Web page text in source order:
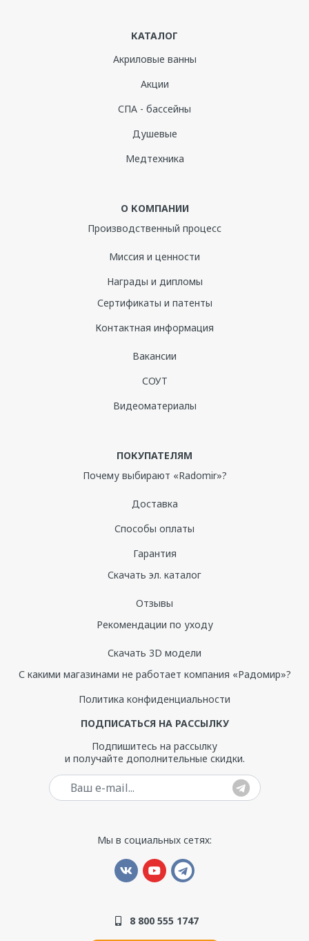
КАТАЛОГ
Акриловые ванны
Акции
СПА - бассейны
Душевые
Медтехника
О КОМПАНИИ
Производственный процесс
Миссия и ценности
Награды и дипломы
Сертификаты и патенты
Контактная информация
Вакансии
СОУТ
Видеоматериалы
ПОКУПАТЕЛЯМ
Почему выбирают «Radomir»?
Доставка
Способы оплаты
Гарантия
Скачать эл. каталог
Отзывы
Рекомендации по уходу
Скачать 3D модели
С какими магазинами не работает компания «Радомир»?
Политика конфиденциальности
ПОДПИСАТЬСЯ НА РАССЫЛКУ
Подпишитесь на рассылку
и получайте дополнительные скидки.
Мы в социальных сетях:
8 800 555 1747